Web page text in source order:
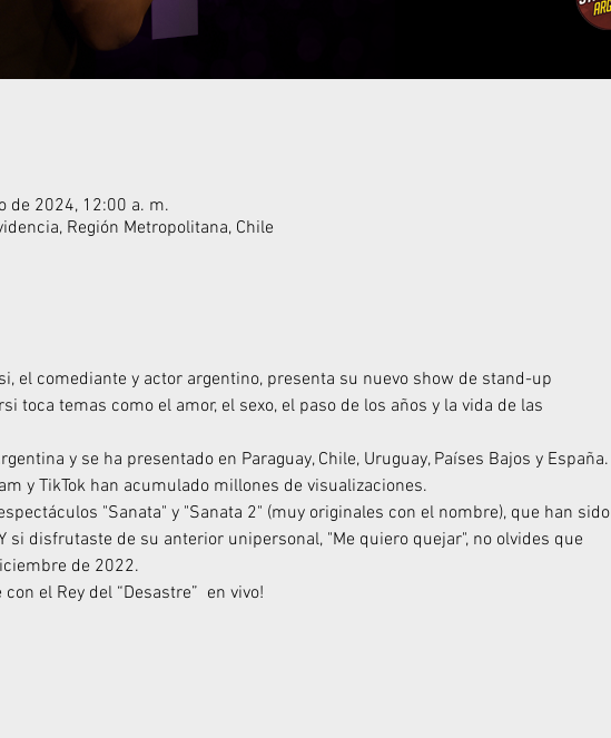
de 2024, 12:00 a. m.
Región Metropolitana, Chile
el comediante y actor argentino, presenta su nuevo show de stand-up
toca temas como el amor, el sexo, el paso de los años y la vida de las
y se ha presentado en Paraguay, Chile, Uruguay, Países Bajos y España.
y TikTok han acumulado millones de visualizaciones.
"Sanata" y "Sanata 2" (muy originales con el nombre), que han sido
disfrutaste de su anterior unipersonal, "Me quiero quejar", no olvides que
de 2022.
el Rey del “Desastre”  en vivo!